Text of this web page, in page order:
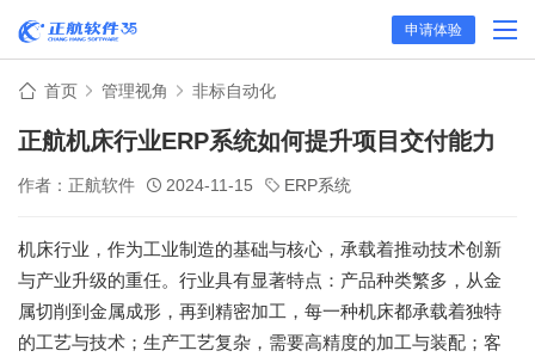
申请体验
首页 管理视角 非标自动化
正航机床行业ERP系统如何提升项目交付能力
作者：正航软件 2024-11-15 ERP系统
机床行业，作为工业制造的基础与核心，承载着推动技术创新
与产业升级的重任。行业具有显著特点：产品种类繁多，从金
属切削到金属成形，再到精密加工，每一种机床都承载着独特
的工艺与技术；生产工艺复杂，需要高精度的加工与装配；客